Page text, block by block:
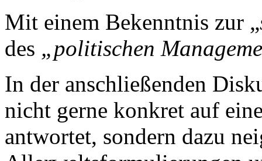
Mit einem Bekenntnis zur „
des „politischen
In der anschließenden
nicht gerne konkret auf
antwortet, sondern dazu